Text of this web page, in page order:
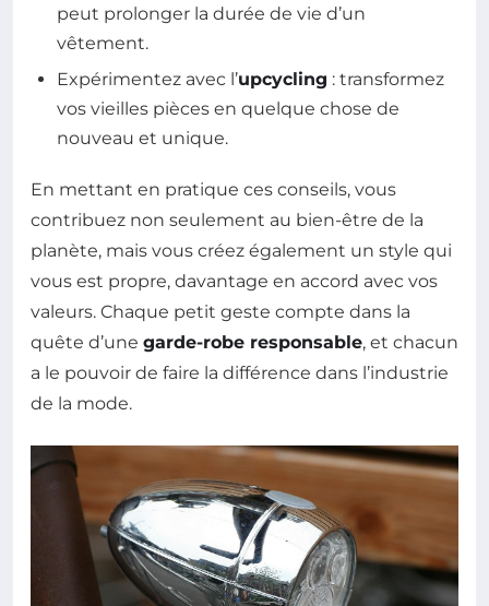
peut prolonger la durée de vie d’un
vêtement.
Expérimentez avec l’upcycling : transformez
vos vieilles pièces en quelque chose de
nouveau et unique.
En mettant en pratique ces conseils, vous
contribuez non seulement au bien-être de la
planète, mais vous créez également un style qui
vous est propre, davantage en accord avec vos
valeurs. Chaque petit geste compte dans la
quête d’une garde-robe responsable, et chacun
a le pouvoir de faire la différence dans l’industrie
de la mode.